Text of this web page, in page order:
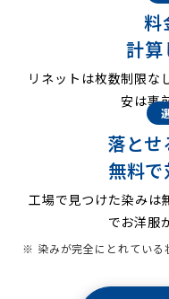
料
計算
リネットは枚数制限な
安は事
落とせ
無料で
工場で見つけた染みは
でお洋服
※ 染みが完全にとれている